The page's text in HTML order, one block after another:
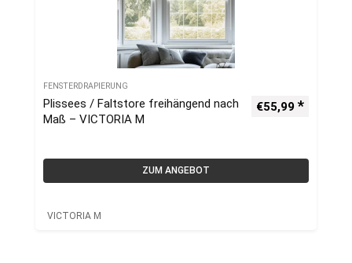
FENSTERDRAPIERUNG
Plissees / Faltstore freihängend nach
Maß – VICTORIA M
€55,99
ZUM ANGEBOT
VICTORIA M